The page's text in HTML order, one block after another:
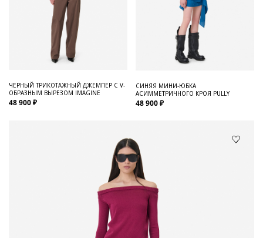
ЧЕРНЫЙ ТРИКОТАЖНЫЙ ДЖЕМПЕР С V-
ОБРАЗНЫМ ВЫРЕЗОМ IMAGINE
48 900 ₽
СИНЯЯ МИНИ-ЮБКА
АСИММЕТРИЧНОГО КРОЯ PULLY
48 900 ₽